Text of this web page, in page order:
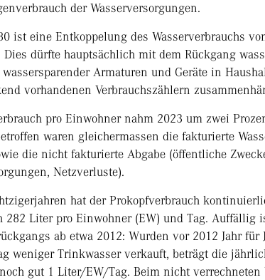
der Wasserversorgungen.
ist eine Entkoppelung des Wasserverbrauchs
Dies dürfte hauptsächlich mit dem Rückgang
Armaturen und Geräte in
vorhandenen Verbrauchszählern
pro Einwohner nahm 2023 um zwei
waren gleichermassen die fakturierte
die nicht fakturierte Abgabe (öffentliche
Netzverluste).
hat der Prokopfverbrauch
282 Liter pro Einwohner (EW) und Tag. Auffällig
ab etwa 2012: Wurden vor 2012 Jahr
weniger Trinkwasser verkauft, beträgt die
gut 1 Liter/EW/Tag. Beim nicht verrechneten